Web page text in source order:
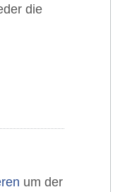
die
um der